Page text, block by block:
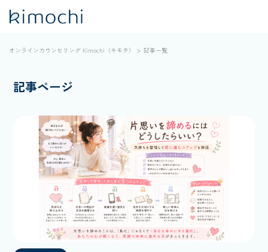
オンラインカウンセリング Kimochi（キモチ） 記事一覧
記事ページ